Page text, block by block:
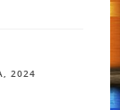
2024